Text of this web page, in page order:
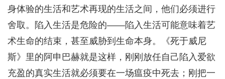
身体验的生活和艺术再现的生活之间，他们必须进行
舍取。陷入生活是危险的——陷入生活可能意味着艺
术生命的结束，甚至威胁到生命本身。《死于威尼
斯》里的阿申巴赫就是这样，刚刚放任自己陷入爱欲
充盈的真实生活就必须要在一场瘟疫中死去；刚把一